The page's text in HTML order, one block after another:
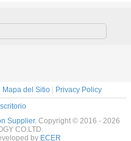
Mapa del Sitio|
Privacy Policy
Supplier. Copyright © 2016 - 2026
CO.LTD.
by ECER